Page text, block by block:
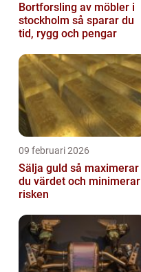
Bortforsling av möbler i
stockholm så sparar du
tid, rygg och pengar
09 februari 2026
Sälja guld så maximerar
du värdet och minimerar
risken